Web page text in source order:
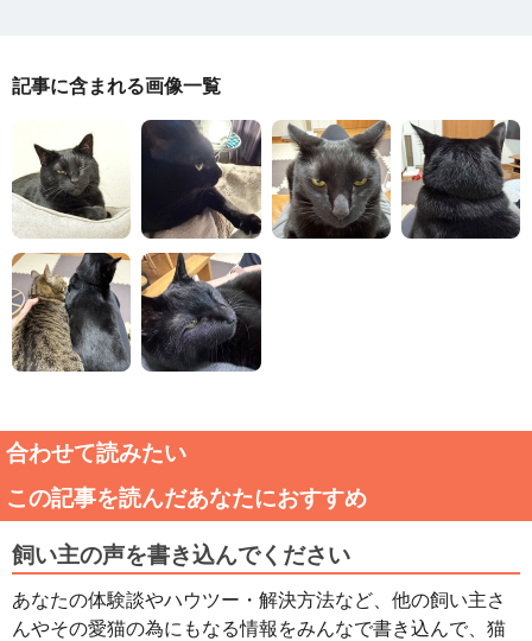
記事に含まれる画像一覧
合わせて読みたい
この記事を読んだあなたにおすすめ
飼い主の声を書き込んでください
あなたの体験談やハウツー・解決方法など、他の飼い主さ
んやその愛猫の為にもなる情報をみんなで書き込んで、猫